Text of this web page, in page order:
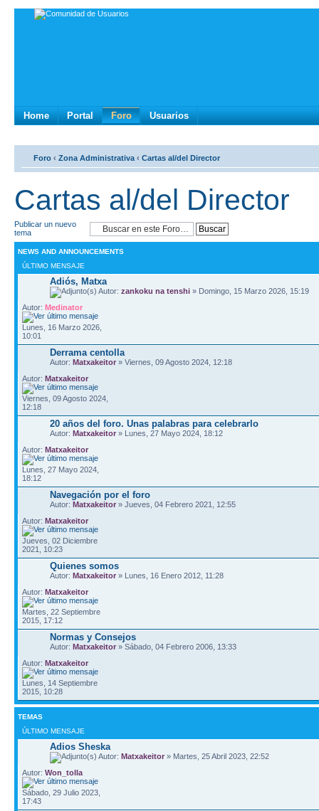
Home Portal Foro Usuarios
Foro ‹ Zona Administrativa ‹ Cartas al/del Director
Cartas al/del Director
Publicar un nuevo
tema
NEWS AND ANNOUNCEMENTS
ÚLTIMO MENSAJE
Adiós, Matxa
Autor: zankoku na tenshi » Domingo, 15 Marzo 2026, 15:19
Autor: Medinator
Lunes, 16 Marzo 2026,
10:01
Derrama centolla
Autor: Matxakeitor » Viernes, 09 Agosto 2024, 12:18
Autor: Matxakeitor
Viernes, 09 Agosto 2024,
12:18
20 años del foro. Unas palabras para celebrarlo
Autor: Matxakeitor » Lunes, 27 Mayo 2024, 18:12
Autor: Matxakeitor
Lunes, 27 Mayo 2024,
18:12
Navegación por el foro
Autor: Matxakeitor » Jueves, 04 Febrero 2021, 12:55
Autor: Matxakeitor
Jueves, 02 Diciembre
2021, 10:23
Quienes somos
Autor: Matxakeitor » Lunes, 16 Enero 2012, 11:28
Autor: Matxakeitor
Martes, 22 Septiembre
2015, 17:12
Normas y Consejos
Autor: Matxakeitor » Sábado, 04 Febrero 2006, 13:33
Autor: Matxakeitor
Lunes, 14 Septiembre
2015, 10:28
TEMAS
ÚLTIMO MENSAJE
Adios Sheska
Autor: Matxakeitor » Martes, 25 Abril 2023, 22:52
Autor: Won_tolla
Sábado, 29 Julio 2023,
17:43